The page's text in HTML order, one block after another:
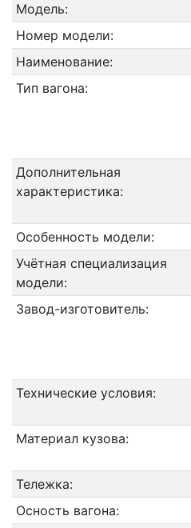
Модель:
Номер модели:
Наименование:
Тип вагона:
Дополнительная
характеристика:
Особенность модели:
Учётная специализация
модели:
Завод-изготовитель:
Технические условия:
Материал кузова:
Тележка:
Осность вагона: